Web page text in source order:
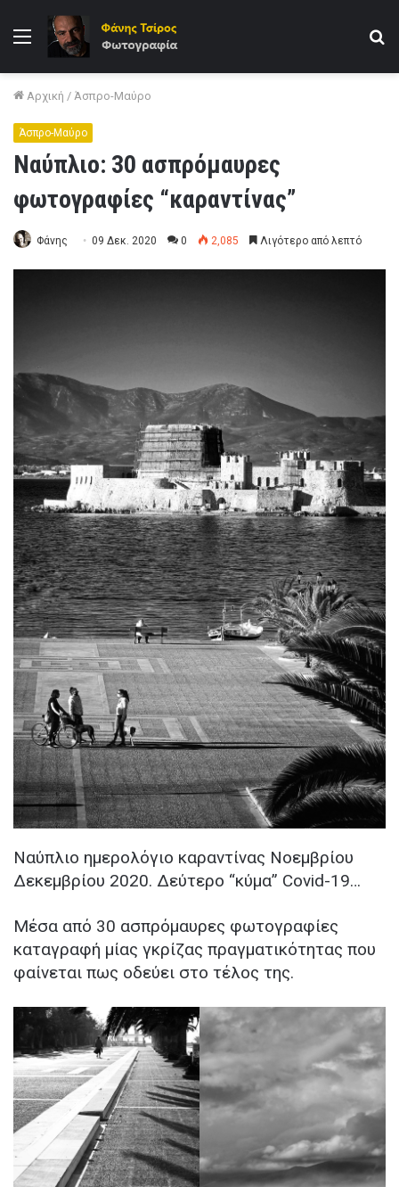
Μενού
Αρχική / Άσπρο-Μαύρο
Άσπρο-Μαύρο
Ναύπλιο: 30 ασπρόμαυρες
φωτογραφίες “καραντίνας”
Φάνης 09 Δεκ. 2020 0 2,085 Λιγότερο από λεπτό
Ναύπλιο ημερολόγιο καραντίνας Νοεμβρίου
Δεκεμβρίου 2020. Δεύτερο “κύμα” Covid-19…
Μέσα από 30 ασπρόμαυρες φωτογραφίες
καταγραφή μίας γκρίζας πραγματικότητας που
φαίνεται πως οδεύει στο τέλος της.